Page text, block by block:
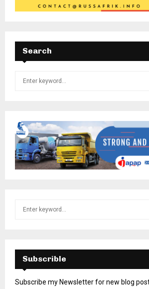
Search
Subscrible
Subscribe my Newsletter for new blog